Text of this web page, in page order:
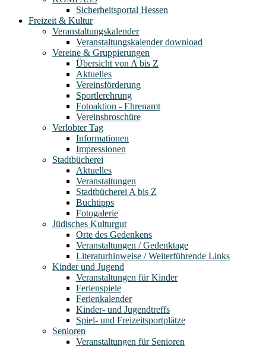
Sicherheitsportal Hessen
Freizeit & Kultur
Veranstaltungskalender
Veranstaltungskalender download
Vereine & Gruppierungen
Übersicht von A bis Z
Aktuelles
Vereinsförderung
Sportlerehrung
Fotoaktion - Ehrenamt
Vereinsbroschüre
Verlobter Tag
Informationen
Impressionen
Stadtbücherei
Aktuelles
Veranstaltungen
Stadtbücherei A bis Z
Buchtipps
Fotogalerie
Jüdisches Kulturgut
Orte des Gedenkens
Veranstaltungen / Gedenktage
Literaturhinweise / Weiterführende Links
Kinder und Jugend
Veranstaltungen für Kinder
Ferienspiele
Ferienkalender
Kinder- und Jugendtreffs
Spiel- und Freizeitsportplätze
Senioren
Veranstaltungen für Senioren